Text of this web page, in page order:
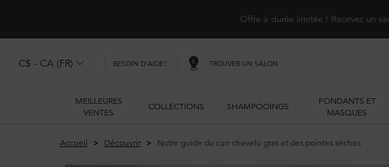
Offre à durée limitée ! Recevez un
C$ - CA (FR) BESOIN D'AIDE? TROUVER UN SALON
MEILLEURES
VENTES
COLLECTIONS SHAMPOOINGS
FONDANTS ET
MASQUES
Accueil Découvrir Notre guide du cuir chevelu gras et des pointes sèches